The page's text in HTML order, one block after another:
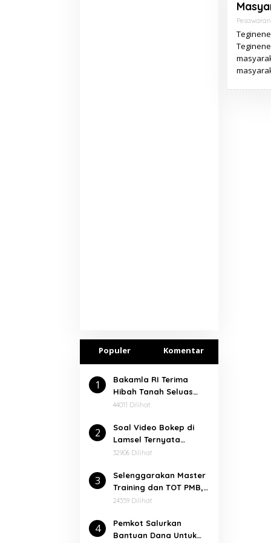
Populer Komentar
1
Bakamla RI Terima
Hibah Tanah Seluas
7.000 Meter² Dari
Selatan
44011 Dilihat
2
Soal Video Bokep di
Lamsel Ternyata
Dalangnya Seorang
32906 Dilihat
3
⁠Selenggarakan Master
Training dan TOT PMB,
Rektor Ucapkan
Balitbang dan Diklat
Kemenag RI
24359 Dilihat
4
Pemkot Salurkan
Bantuan Dana Untuk
Pesawaran